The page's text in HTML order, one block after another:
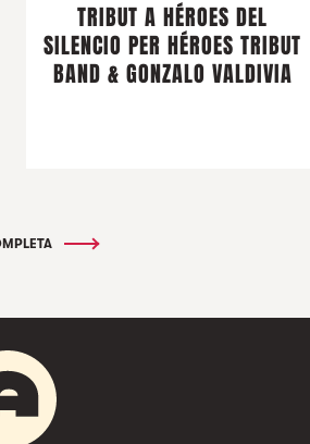
TRIBUT A HÉROES DEL
SILENCIO PER HÉROES TRIBUT
BAND & GONZALO VALDIVIA